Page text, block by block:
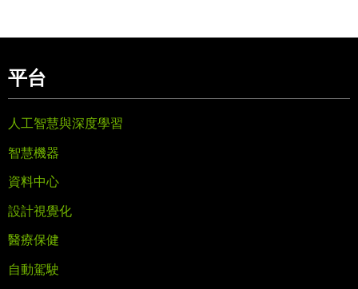
平台
人工智慧與深度學習
智慧機器
資料中心
設計視覺化
醫療保健
自動駕駛